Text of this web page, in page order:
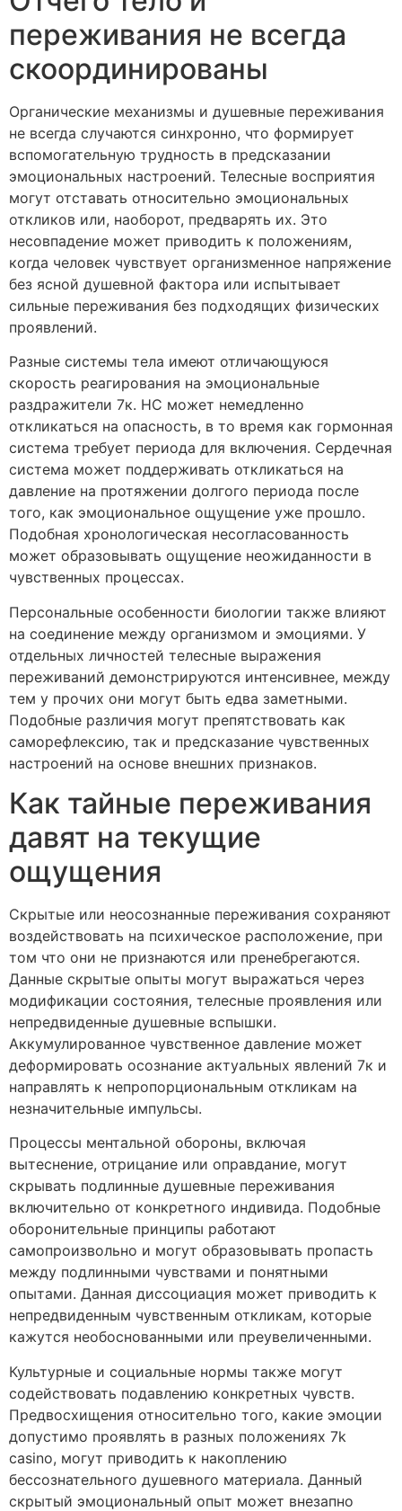
переживания не всегда
скоординированы
Органические механизмы и душевные переживания
не всегда случаются синхронно, что формирует
вспомогательную трудность в предсказании
эмоциональных настроений. Телесные восприятия
могут отставать относительно эмоциональных
откликов или, наоборот, предварять их. Это
несовпадение может приводить к положениям,
когда человек чувствует организменное напряжение
без ясной душевной фактора или испытывает
сильные переживания без подходящих физических
проявлений.
Разные системы тела имеют отличающуюся
скорость реагирования на эмоциональные
раздражители 7к. НС может немедленно
откликаться на опасность, в то время как гормонная
система требует периода для включения. Сердечная
система может поддерживать откликаться на
давление на протяжении долгого периода после
того, как эмоциональное ощущение уже прошло.
Подобная хронологическая несогласованность
может образовывать ощущение неожиданности в
чувственных процессах.
Персональные особенности биологии также влияют
на соединение между организмом и эмоциями. У
отдельных личностей телесные выражения
переживаний демонстрируются интенсивнее, между
тем у прочих они могут быть едва заметными.
Подобные различия могут препятствовать как
саморефлексию, так и предсказание чувственных
настроений на основе внешних признаков.
Как тайные переживания
давят на текущие
ощущения
Скрытые или неосознанные переживания сохраняют
воздействовать на психическое расположение, при
том что они не признаются или пренебрегаются.
Данные скрытые опыты могут выражаться через
модификации состояния, телесные проявления или
непредвиденные душевные вспышки.
Аккумулированное чувственное давление может
деформировать осознание актуальных явлений 7к и
направлять к непропорциональным откликам на
незначительные импульсы.
Процессы ментальной обороны, включая
вытеснение, отрицание или оправдание, могут
скрывать подлинные душевные переживания
включительно от конкретного индивида. Подобные
оборонительные принципы работают
самопроизвольно и могут образовывать пропасть
между подлинными чувствами и понятными
опытами. Данная диссоциация может приводить к
непредвиденным чувственным откликам, которые
кажутся необоснованными или преувеличенными.
Культурные и социальные нормы также могут
содействовать подавлению конкретных чувств.
Предвосхищения относительно того, какие эмоции
допустимо проявлять в разных положениях 7k
casino, могут приводить к накоплению
бессознательного душевного материала. Данный
скрытый эмоциональный опыт может внезапно